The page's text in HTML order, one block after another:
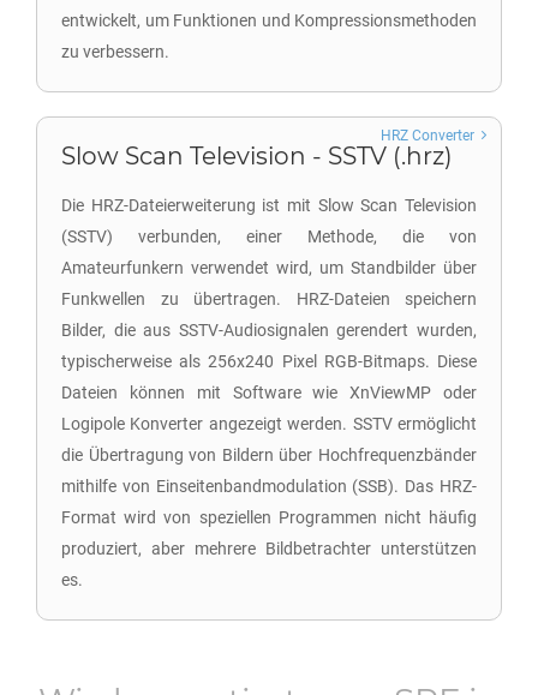
entwickelt, um Funktionen und Kompressionsmethoden
zu verbessern.
Slow Scan Television - SSTV (.hrz)
Die HRZ-Dateierweiterung ist mit Slow Scan Television
(SSTV) verbunden, einer Methode, die von
Amateurfunkern verwendet wird, um Standbilder über
Funkwellen zu übertragen. HRZ-Dateien speichern
Bilder, die aus SSTV-Audiosignalen gerendert wurden,
typischerweise als 256x240 Pixel RGB-Bitmaps. Diese
Dateien können mit Software wie XnViewMP oder
Logipole Konverter angezeigt werden. SSTV ermöglicht
die Übertragung von Bildern über Hochfrequenzbänder
mithilfe von Einseitenbandmodulation (SSB). Das HRZ-
Format wird von speziellen Programmen nicht häufig
produziert, aber mehrere Bildbetrachter unterstützen
es.
HRZ Converter